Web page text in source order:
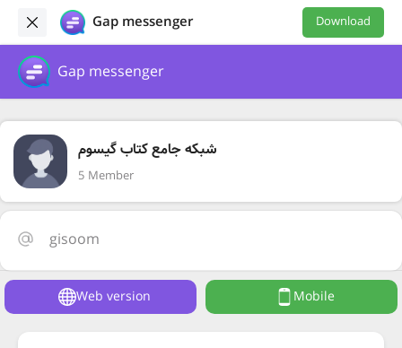
Gap messenger Download
Gap messenger
شبکه جامع کتاب گیسوم
5 Member
gisoom
Web version Mobile